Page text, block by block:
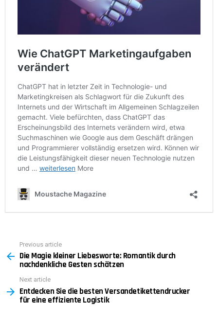
more
Previous article
Die Magie kleiner Liebesworte: Romantik durch
nachdenkliche Gesten schätzen
Next article
Entdecken Sie die besten Versandetikettendrucker
für eine effiziente Logistik